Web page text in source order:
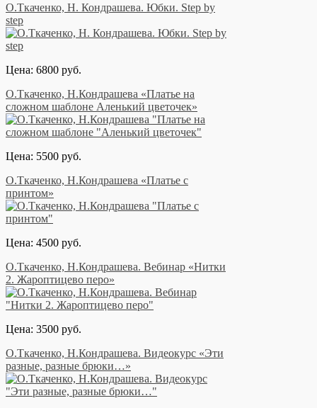
О.Ткаченко, Н. Кондрашева. Юбки. Step by
step
Цена: 6800 руб.
О.Ткаченко, Н.Кондрашева «Платье на
сложном шаблоне Аленький цветочек»
Цена: 5500 руб.
О.Ткаченко, Н.Кондрашева «Платье с
принтом»
Цена: 4500 руб.
О.Ткаченко, Н.Кондрашева. Вебинар «Нитки
2. Жароптицево перо»
Цена: 3500 руб.
О.Ткаченко, Н.Кондрашева. Видеокурс «Эти
разные, разные брюки…»